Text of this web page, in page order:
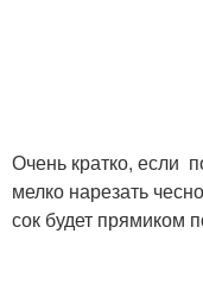
Очень кратко, если
мелко нарезать
сок будет прямиком